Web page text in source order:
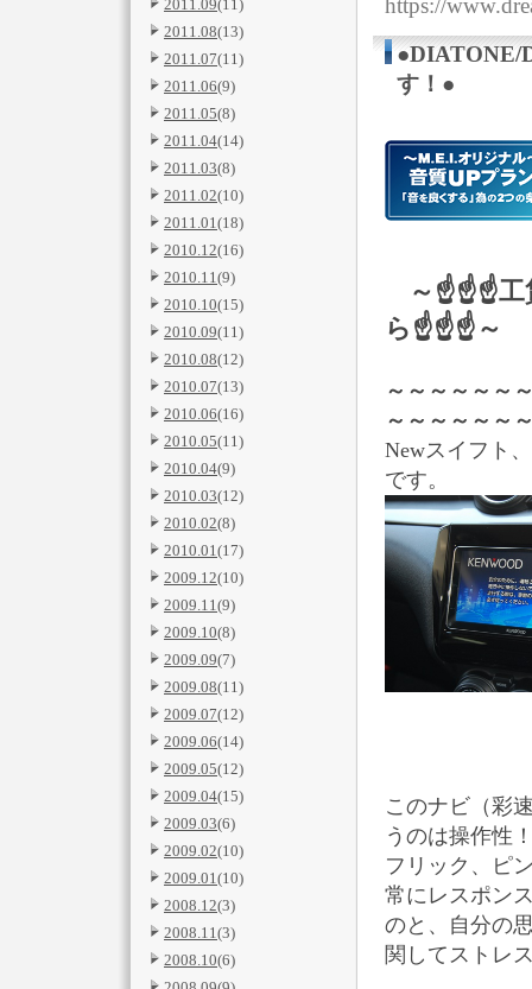
2011.09(11)
2011.08(13)
2011.07(11)
2011.06(9)
2011.05(8)
2011.04(14)
2011.03(8)
2011.02(10)
2011.01(18)
2010.12(16)
2010.11(9)
2010.10(15)
2010.09(11)
2010.08(12)
2010.07(13)
2010.06(16)
2010.05(11)
2010.04(9)
2010.03(12)
2010.02(8)
2010.01(17)
2009.12(10)
2009.11(9)
2009.10(8)
2009.09(7)
2009.08(11)
2009.07(12)
2009.06(14)
2009.05(12)
2009.04(15)
2009.03(6)
2009.02(10)
2009.01(10)
2008.12(3)
2008.11(3)
2008.10(6)
https://
●DIATONE/
す！●
～☝☝☝工
ら☝☝☝～
～～～～～～
～～～～～～
Newスイフト
です。
このナビ（彩
うのは操作性
フリック、ピ
常にレスポン
のと、自分の
関してストレ